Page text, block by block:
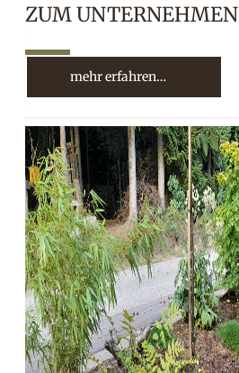
ZUM UNTERNEHMEN
mehr erfahren…